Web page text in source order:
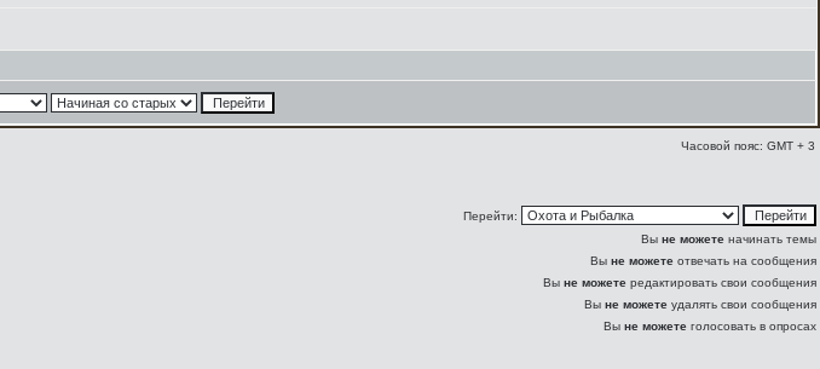
Часовой пояс: GMT + 3
Перейти:
Вы не можете начинать темы
Вы не можете отвечать на сообщения
Вы не можете редактировать свои сообщения
Вы не можете удалять свои сообщения
Вы не можете голосовать в опросах